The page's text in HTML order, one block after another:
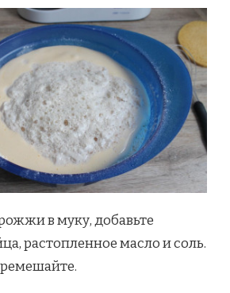
в муку, добавьте
растопленное масло и соль.